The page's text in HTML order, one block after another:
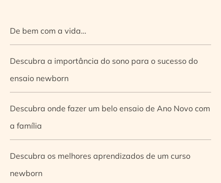
De bem com a vida…
Descubra a importância do sono para o sucesso do
ensaio newborn
Descubra onde fazer um belo ensaio de Ano Novo com
a família
Descubra os melhores aprendizados de um curso
newborn